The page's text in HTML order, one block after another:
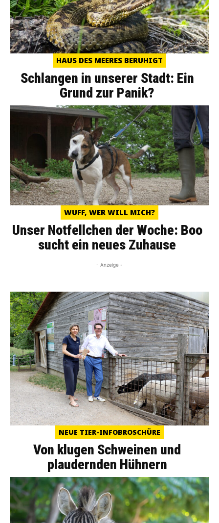
HAUS DES MEERES BERUHIGT
Schlangen in unserer Stadt: Ein
Grund zur Panik?
WUFF, WER WILL MICH?
Unser Notfellchen der Woche: Boo
sucht ein neues Zuhause
- Anzeige -
NEUE TIER-INFOBROSCHÜRE
Von klugen Schweinen und
plaudernden Hühnern